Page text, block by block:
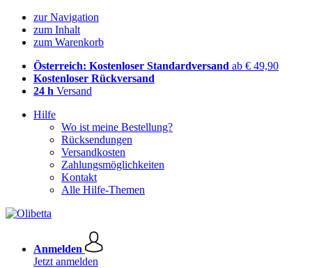
zur Navigation
zum Inhalt
zum Warenkorb
Österreich: Kostenloser Standardversand ab € 49,90
Kostenloser Rückversand
24 h Versand
Hilfe
Wo ist meine Bestellung?
Rücksendungen
Versandkosten
Zahlungsmöglichkeiten
Kontakt
Alle Hilfe-Themen
Anmelden
Jetzt anmelden